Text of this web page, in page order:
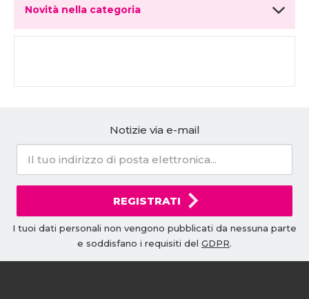
Novità nella categoria
Notizie via e-mail
REGISTRATI
I tuoi dati personali non vengono pubblicati da nessuna parte
e soddisfano i requisiti del GDPR.